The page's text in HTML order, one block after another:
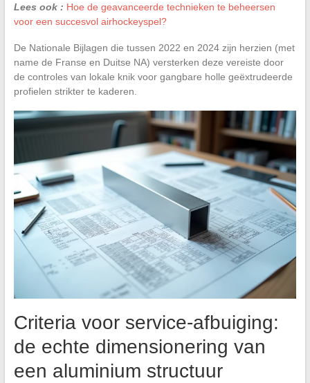
Lees ook : Hoe de geavanceerde technieken te beheersen
voor een succesvol airhockeyspel?
De Nationale Bijlagen die tussen 2022 en 2024 zijn herzien (met
name de Franse en Duitse NA) versterken deze vereiste door
de controles van lokale knik voor gangbare holle geëxtrudeerde
profielen strikter te kaderen.
Criteria voor service-afbuiging:
de echte dimensionering van
een aluminium structuur